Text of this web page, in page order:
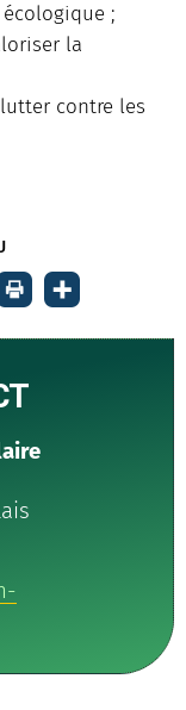
;
la
contre les